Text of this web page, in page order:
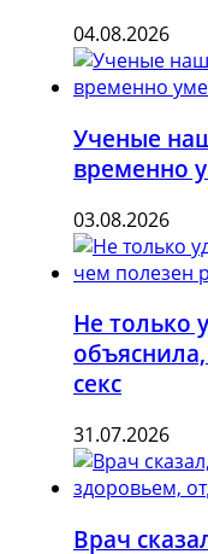
04.08.2026
Ученые
временно
03.08.2026
Не только
секс
31.07.2026
Врач